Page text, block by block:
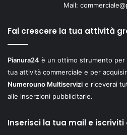
Mail:
Fai crescere la tua attività
Pianura24 è un ottimo strumento per
tua attività commerciale e per
Numerouno Multiservizi e riceverai
alle inserzioni pubblicitarie.
Inserisci la tua mail e